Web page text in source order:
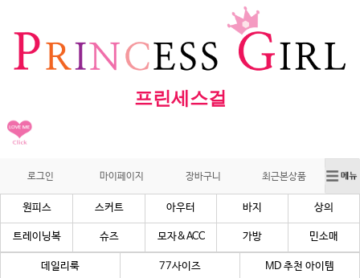
프린세스걸
로그인 마이페이지 장바구니 최근본상품
원피스 스커트 아우터 바지 상의
트레이닝복 슈즈 모자&ACC 가방 민소매
데일리룩 77사이즈 MD 추천 아이템